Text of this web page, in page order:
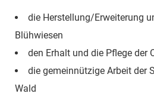
die Herstellung/Erweiterung
Blühwiesen
den Erhalt und die Pflege der
die gemeinnützige Arbeit der
Wald